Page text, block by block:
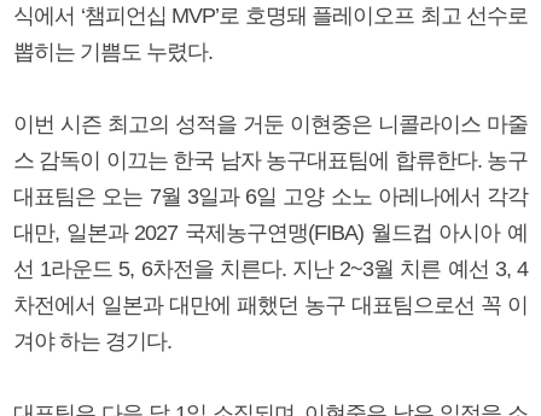
식에서 ‘챔피언십 MVP’로 호명돼 플레이오프 최고 선수로
뽑히는 기쁨도 누렸다.
이번 시즌 최고의 성적을 거둔 이현중은 니콜라이스 마줄
스 감독이 이끄는 한국 남자 농구대표팀에 합류한다. 농구
대표팀은 오는 7월 3일과 6일 고양 소노 아레나에서 각각
대만, 일본과 2027 국제농구연맹(FIBA) 월드컵 아시아 예
선 1라운드 5, 6차전을 치른다. 지난 2~3월 치른 예선 3, 4
차전에서 일본과 대만에 패했던 농구 대표팀으로선 꼭 이
겨야 하는 경기다.